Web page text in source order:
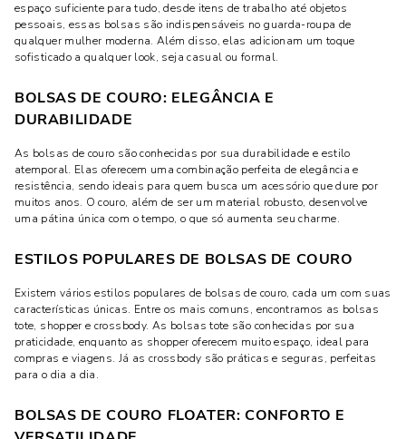
espaço suficiente para tudo, desde itens de trabalho até objetos
pessoais, essas bolsas são indispensáveis no guarda-roupa de
qualquer mulher moderna. Além disso, elas adicionam um toque
sofisticado a qualquer look, seja casual ou formal.
BOLSAS DE COURO: ELEGÂNCIA E
DURABILIDADE
As bolsas de couro são conhecidas por sua durabilidade e estilo
atemporal. Elas oferecem uma combinação perfeita de elegância e
resistência, sendo ideais para quem busca um acessório que dure por
muitos anos. O couro, além de ser um material robusto, desenvolve
uma pátina única com o tempo, o que só aumenta seu charme.
ESTILOS POPULARES DE BOLSAS DE COURO
Existem vários estilos populares de bolsas de couro, cada um com suas
características únicas. Entre os mais comuns, encontramos as bolsas
tote, shopper e crossbody. As bolsas tote são conhecidas por sua
praticidade, enquanto as shopper oferecem muito espaço, ideal para
compras e viagens. Já as crossbody são práticas e seguras, perfeitas
para o dia a dia.
BOLSAS DE COURO FLOATER: CONFORTO E